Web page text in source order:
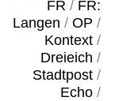
FR / FR:
Langen / OP /
Kontext/
Dreieich /
Stadtpost/
Echo/